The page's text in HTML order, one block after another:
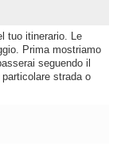
tuo itinerario. Le
Prima mostriamo
seguendo il
strada o